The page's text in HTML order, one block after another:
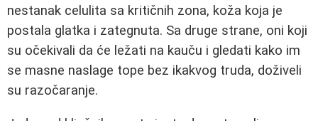
nestanak celulita sa kritičnih zona, koža koja je
postala glatka i zategnuta. Sa druge strane, oni koji
su očekivali da će ležati na kauču i gledati kako im
se masne naslage tope bez ikakvog truda, doživeli
su razočaranje.